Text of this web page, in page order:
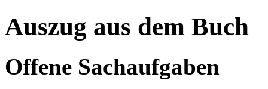
Auszug aus dem Buch
Offene Sachaufgaben